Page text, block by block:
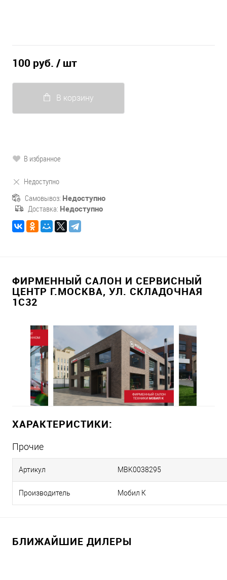
100 руб. / шт
В корзину
В избранное
Недоступно
Самовывоз: Недоступно
Доставка: Недоступно
ФИРМЕННЫЙ САЛОН И СЕРВИСНЫЙ
ЦЕНТР Г.МОСКВА, УЛ. СКЛАДОЧНАЯ
1С32
ХАРАКТЕРИСТИКИ:
Прочие
Артикул MBK0038295
Производитель Мобил К
БЛИЖАЙШИЕ ДИЛЕРЫ